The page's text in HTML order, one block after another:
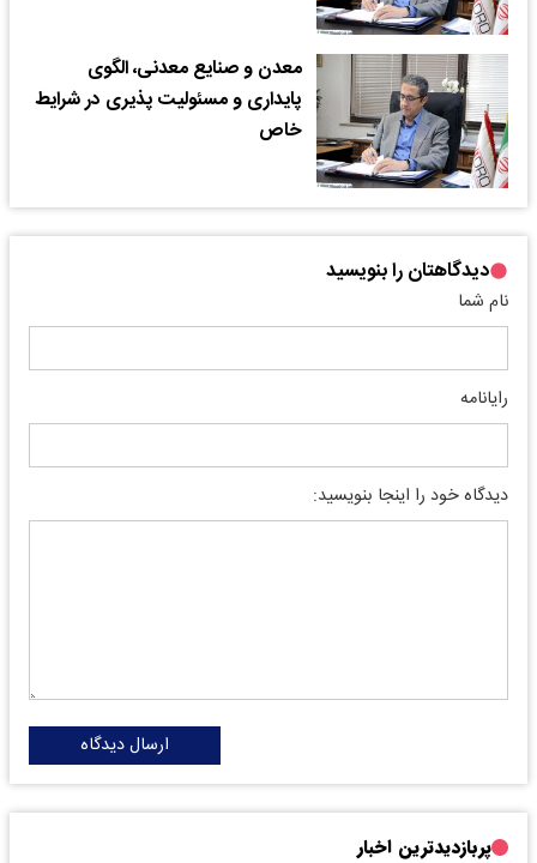
معدن و صنایع معدنی، الگوی
پایداری و مسئولیت پذیری در شرایط
خاص
دیدگاهتان را بنویسید
نام شما
رایانامه
دیدگاه خود را اینجا بنویسید:
ارسال دیدگاه
پربازدیدترین اخبار